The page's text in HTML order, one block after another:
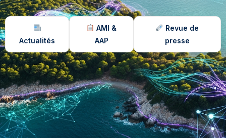
Actualités
AMI &
AAP
Revue de
presse